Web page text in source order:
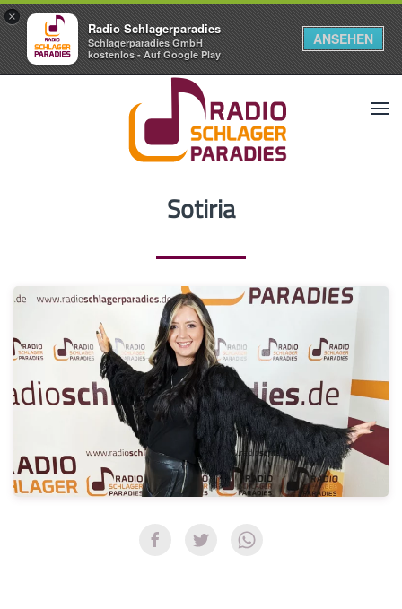
×
Radio Schlagerparadies
Schlagerparadies GmbH
kostenlos - Auf Google Play
ANSEHEN
Sotiria